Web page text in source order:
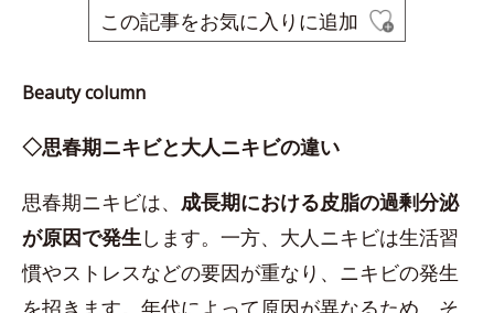
この記事をお気に入りに追加
Beauty column
◇思春期ニキビと大人ニキビの違い
思春期ニキビは、 成長期における皮脂の過剰分泌
が原因で発生します。一方、大人ニキビは生活習
慣やストレスなどの要因が重なり、ニキビの発生
を招きます。年代によって原因が異なるため、そ